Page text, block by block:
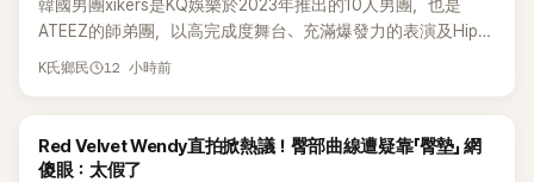
韓國男團xikers是KQ娛樂於2023年推出的10人男團，也是
ATEEZ的師弟團，以高完成度舞台、充滿爆發力的表演及Hip-
Hop風格聞名，出道後迅速累積大批海內外粉絲，近年也陸續
K氏鄉民 12 小時前
K-POP
Red Velvet Wendy直拍掀熱議！臀部曲線遭疑靠「臀墊」 網
傻眼：太假了